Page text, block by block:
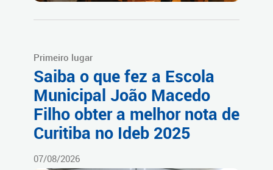
Primeiro lugar
Saiba o que fez a Escola
Municipal João Macedo
Filho obter a melhor nota de
Curitiba no Ideb 2025
07/08/2026